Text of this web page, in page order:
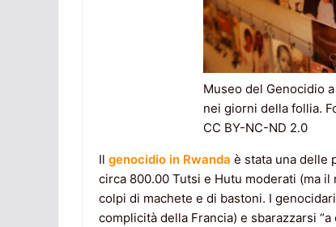
Museo del Genocidio
nei giorni della follia.
CC BY-NC-ND 2.0
Il genocidio in Rwanda è stata una delle
circa 800.00 Tutsi e Hutu moderati (ma
colpi di machete e di bastoni. I
complicità della Francia) e sbarazzarsi